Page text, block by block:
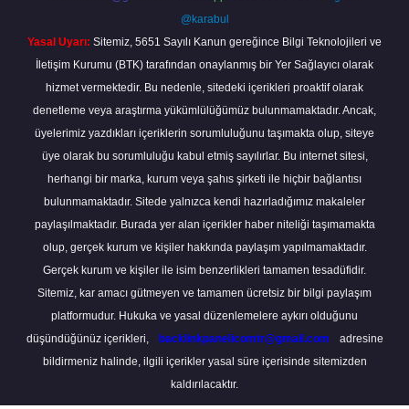
@karabul
Yasal Uyarı: Sitemiz, 5651 Sayılı Kanun gereğince Bilgi Teknolojileri ve
İletişim Kurumu (BTK) tarafından onaylanmış bir Yer Sağlayıcı olarak
hizmet vermektedir. Bu nedenle, sitedeki içerikleri proaktif olarak
denetleme veya araştırma yükümlülüğümüz bulunmamaktadır. Ancak,
üyelerimiz yazdıkları içeriklerin sorumluluğunu taşımakta olup, siteye
üye olarak bu sorumluluğu kabul etmiş sayılırlar. Bu internet sitesi,
herhangi bir marka, kurum veya şahıs şirketi ile hiçbir bağlantısı
bulunmamaktadır. Sitede yalnızca kendi hazırladığımız makaleler
paylaşılmaktadır. Burada yer alan içerikler haber niteliği taşımamakta
olup, gerçek kurum ve kişiler hakkında paylaşım yapılmamaktadır.
Gerçek kurum ve kişiler ile isim benzerlikleri tamamen tesadüfidir.
Sitemiz, kar amacı gütmeyen ve tamamen ücretsiz bir bilgi paylaşım
platformudur. Hukuka ve yasal düzenlemelere aykırı olduğunu
düşündüğünüz içerikleri,
backlinkpanelicomtr@gmail.com
adresine
bildirmeniz halinde, ilgili içerikler yasal süre içerisinde sitemizden
kaldırılacaktır.